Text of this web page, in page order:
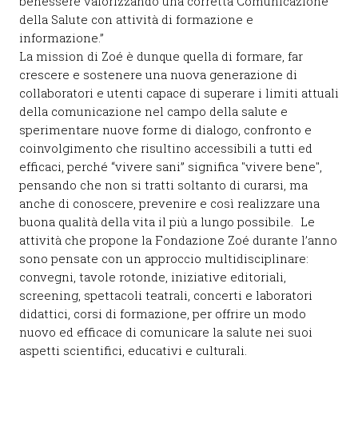
della Salute con attività di formazione e
informazione.”
La mission di Zoé è dunque quella di formare, far
crescere e sostenere una nuova generazione di
collaboratori e utenti capace di superare i limiti attuali
della comunicazione nel campo della salute e
sperimentare nuove forme di dialogo, confronto e
coinvolgimento che risultino accessibili a tutti ed
efficaci, perché “vivere sani” significa "vivere bene",
pensando che non si tratti soltanto di curarsi, ma
anche di conoscere, prevenire e così realizzare una
buona qualità della vita il più a lungo possibile. Le
attività che propone la Fondazione Zoé durante l’anno
sono pensate con un approccio multidisciplinare:
convegni, tavole rotonde, iniziative editoriali,
screening, spettacoli teatrali, concerti e laboratori
didattici, corsi di formazione, per offrire un modo
nuovo ed efficace di comunicare la salute nei suoi
aspetti scientifici, educativi e culturali.